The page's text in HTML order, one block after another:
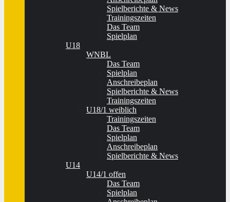
Spielberichte & News
Trainingszeiten
Das Team
Spielplan
U18
WNBL
Das Team
Spielplan
Anschreibeplan
Spielberichte & News
Trainingszeiten
U18/1 weiblich
Trainingszeiten
Das Team
Spielplan
Anschreibeplan
Spielberichte & News
U14
U14/1 offen
Das Team
Spielplan